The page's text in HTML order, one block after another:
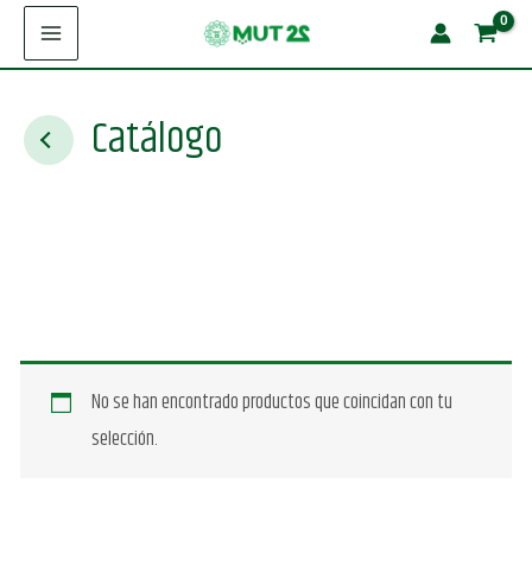
Catálogo
No se han encontrado productos que coincidan con tu
selección.